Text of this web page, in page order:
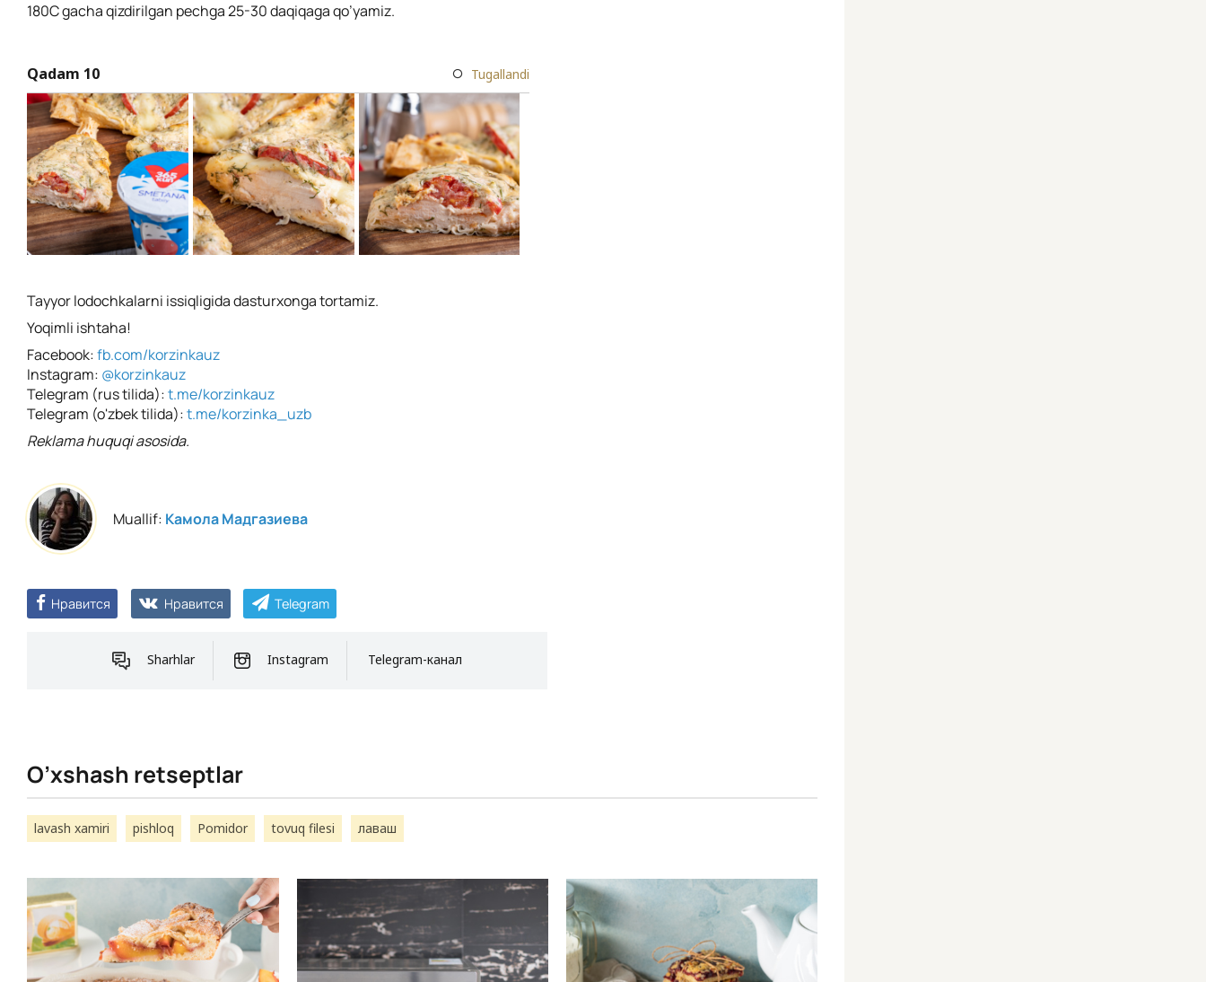
180C gacha qizdirilgan pechga 25-30 daqiqaga qo’yamiz.
Qadam 10 Tugallandi
Tayyor lodochkalarni issiqligida dasturxonga tortamiz.
Yoqimli ishtaha!
Facebook:fb.com/korzinkauz
Instagram: @korzinkauz
Telegram (rus tilida):t.me/korzinkauz
Telegram (o'zbek tilida):t.me/korzinka_uzb
Reklama huquqi asosida.
Muallif: Камола Мадгазиева
Нравится Нравится Telegram
Sharhlar Instagram Telegram-канал
O’xshash retseptlar
lavash xamiri pishloq Pomidor tovuq filesi лаваш